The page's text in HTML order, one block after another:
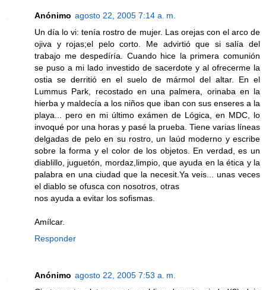
Anónimo agosto 22, 2005 7:14 a. m.
Un día lo vi: tenía rostro de mujer. Las orejas con el arco de
ojiva y rojas;el pelo corto. Me advirtió que si salía del
trabajo me despedíría. Cuando hice la primera comunión
se puso a mi lado investido de sacerdote y al ofrecerme la
ostia se derritió en el suelo de mármol del altar. En el
Lummus Park, recostado en una palmera, orinaba en la
hierba y maldecía a los niños que iban con sus enseres a la
playa... pero en mi último exámen de Lógica, en MDC, lo
invoqué por una horas y pasé la prueba. Tiene varias líneas
delgadas de pelo en su rostro, un laúd moderno y escribe
sobre la forma y el color de los objetos. En verdad, es un
diablillo, juguetón, mordaz,limpio, que ayuda en la ética y la
palabra en una ciudad que la necesit.Ya veis... unas veces
el diablo se ofusca con nosotros, otras
nos ayuda a evitar los sofismas.
Amílcar.
Responder
Anónimo agosto 22, 2005 7:53 a. m.